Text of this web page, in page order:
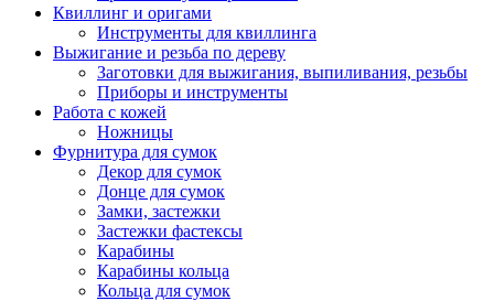
Квиллинг и оригами
Инструменты для квиллинга
Выжигание и резьба по дереву
Заготовки для выжигания, выпиливания, резьбы
Приборы и инструменты
Работа с кожей
Ножницы
Фурнитура для сумок
Декор для сумок
Донце для сумок
Замки, застежки
Застежки фастексы
Карабины
Карабины кольца
Кольца для сумок